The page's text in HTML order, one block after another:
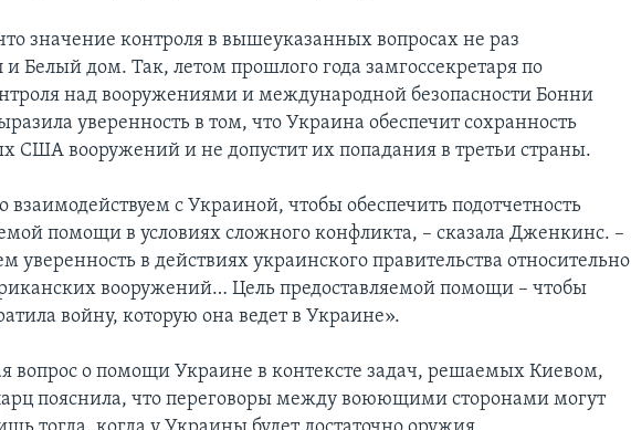
значение контроля в вышеуказанных вопросах не раз
и Белый дом. Так, летом прошлого года замгоссекретаря по
над вооружениями и международной безопасности Бонни
уверенность в том, что Украина обеспечит сохранность
США вооружений и не допустит их попадания в третьи страны.
с Украиной, чтобы обеспечить подотчетность
помощи в условиях сложного конфликта, – сказала Дженкинс. –
в действиях украинского правительства относительно
вооружений… Цель предоставляемой помощи – чтобы
войну, которую она ведет в Украине».
вопрос о помощи Украине в контексте задач, решаемых Киевом,
пояснила, что переговоры между воюющими сторонами могут